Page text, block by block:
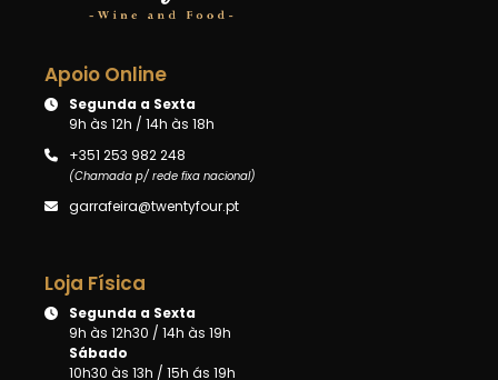
Apoio Online
Segunda a Sexta
9h às 12h / 14h às 18h
+351 253 982 248
(Chamada p/ rede fixa nacional)
garrafeira@twentyfour.pt
Loja Física
Segunda a Sexta
9h às 12h30 / 14h às 19h
Sábado
10h30 às 13h / 15h ás 19h